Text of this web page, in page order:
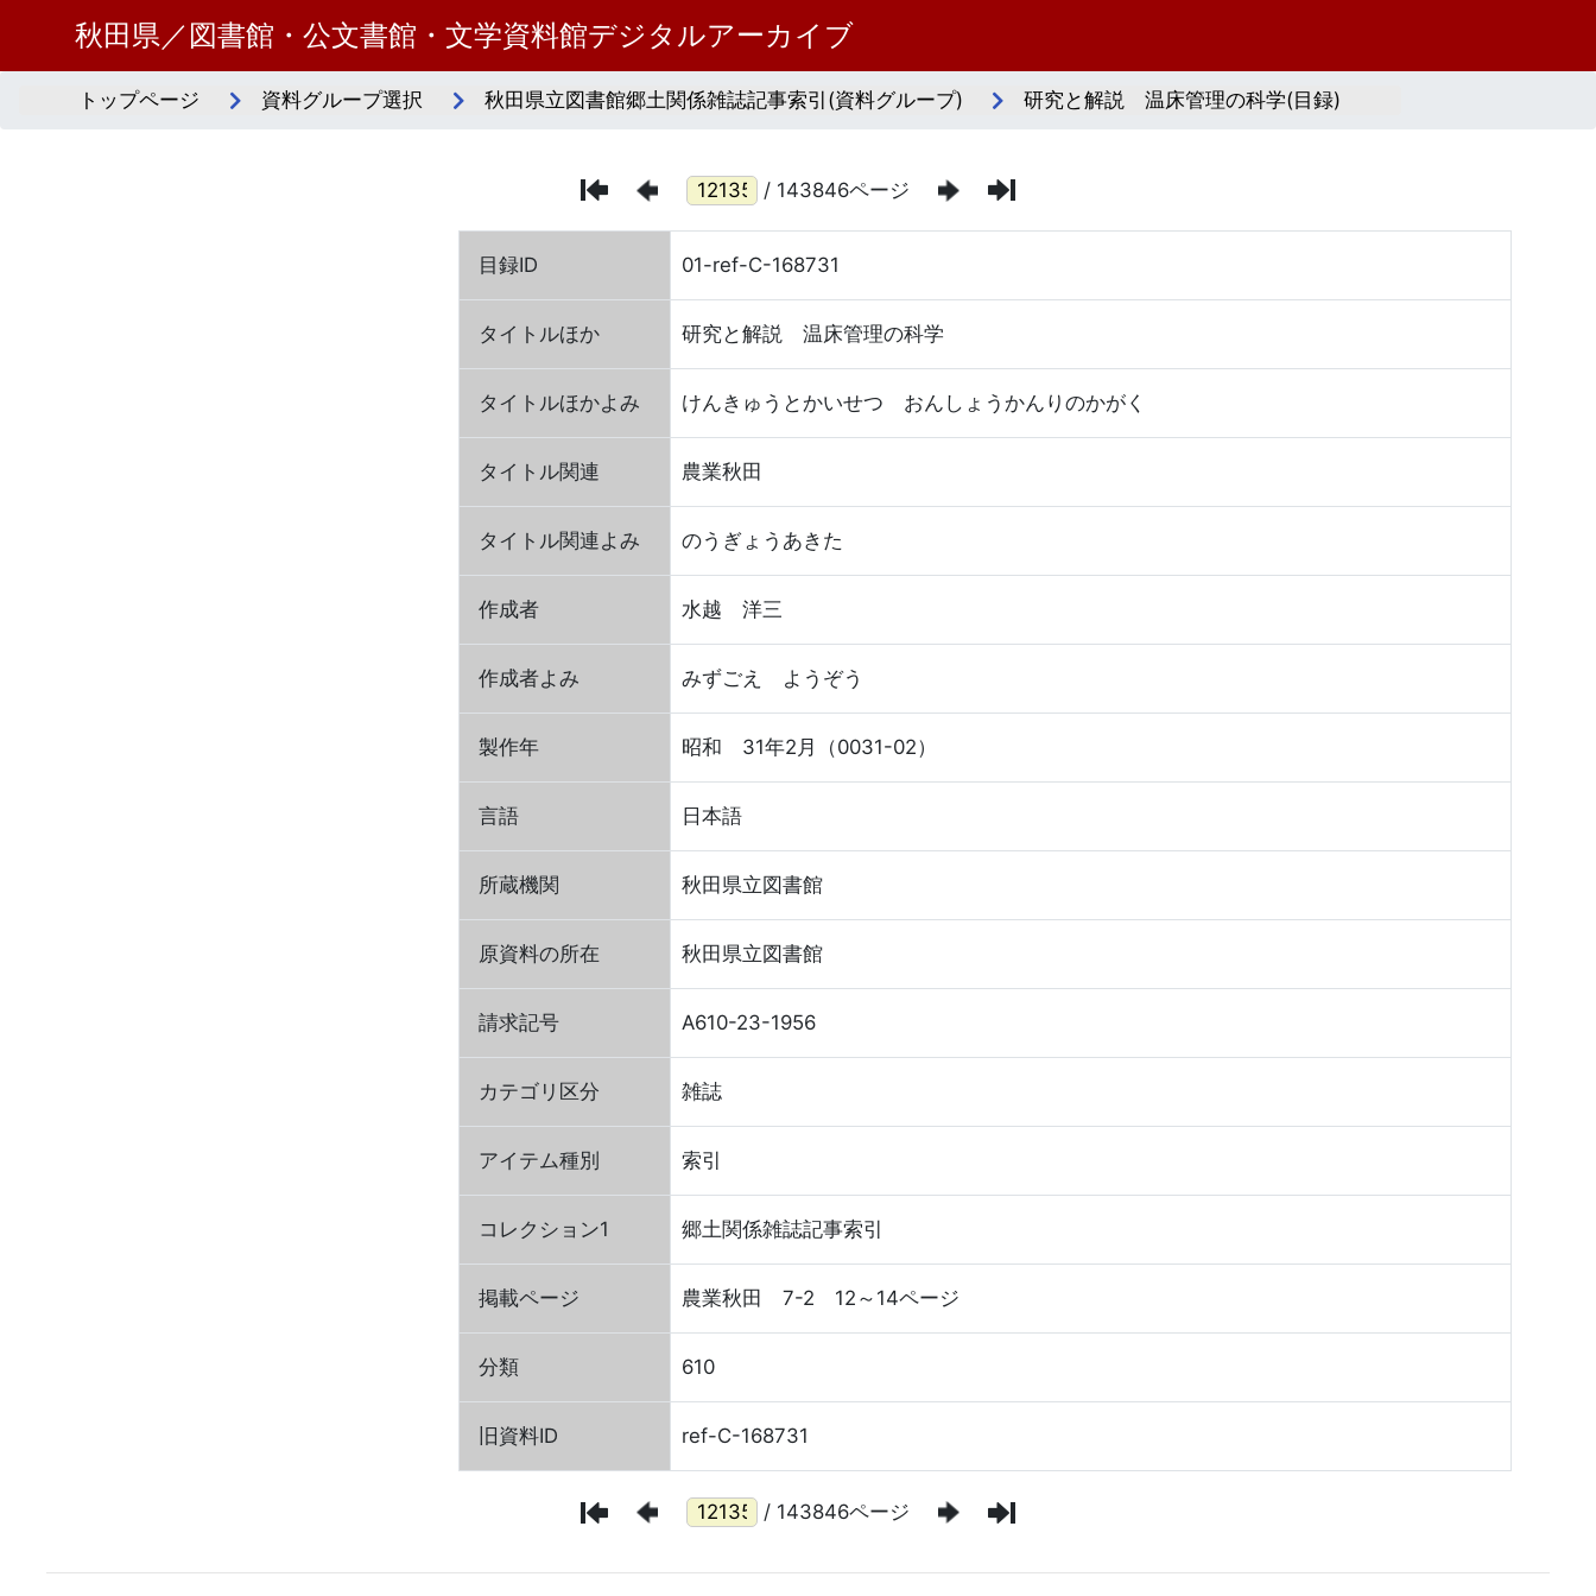
秋田県／図書館・公文書館・文学資料館デジタルアーカイブ
トップページ 資料グループ選択 秋田県立図書館郷土関係雑誌記事索引(資料グループ) 研究と解説 温床管理の科学(目録)
/ 143846ページ
目録ID 01-ref-C-168731
タイトルほか 研究と解説 温床管理の科学
タイトルほかよみ けんきゅうとかいせつ おんしょうかんりのかがく
タイトル関連 農業秋田
タイトル関連よみ のうぎょうあきた
作成者 水越 洋三
作成者よみ みずごえ ようぞう
製作年 昭和 31年2月（0031-02）
言語 日本語
所蔵機関 秋田県立図書館
原資料の所在 秋田県立図書館
請求記号 A610-23-1956
カテゴリ区分 雑誌
アイテム種別 索引
コレクション1 郷土関係雑誌記事索引
掲載ページ 農業秋田 7-2 12～14ページ
分類 610
旧資料ID ref-C-168731
/ 143846ページ